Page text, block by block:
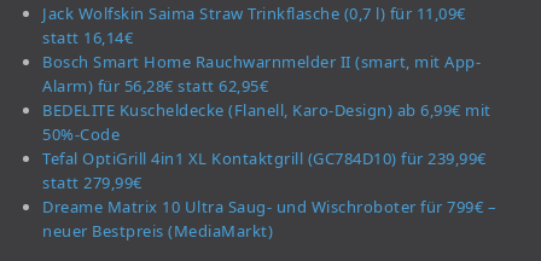
Jack Wolfskin Saima Straw Trinkflasche (0,7 l) für 11,09€
statt 16,14€
Bosch Smart Home Rauchwarnmelder II (smart, mit App-
Alarm) für 56,28€ statt 62,95€
BEDELITE Kuscheldecke (Flanell, Karo-Design) ab 6,99€ mit
50%-Code
Tefal OptiGrill 4in1 XL Kontaktgrill (GC784D10) für 239,99€
statt 279,99€
Dreame Matrix 10 Ultra Saug- und Wischroboter für 799€ –
neuer Bestpreis (MediaMarkt)